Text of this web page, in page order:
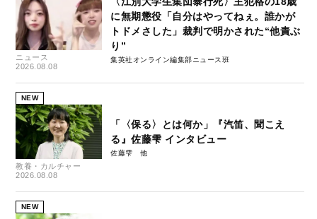
ニュース
2026.08.08
に無期懲役「自分はやってねぇ。誰かが
トドメさした」裁判で明かされた“他責ぶ
り”
集英社オンライン編集部ニュース班
NEW
教養・カルチャー
2026.08.08
「〈保る〉とは何か」『汽笛、聞こえ
る』佐藤雫 インタビュー
佐藤雫
NEW